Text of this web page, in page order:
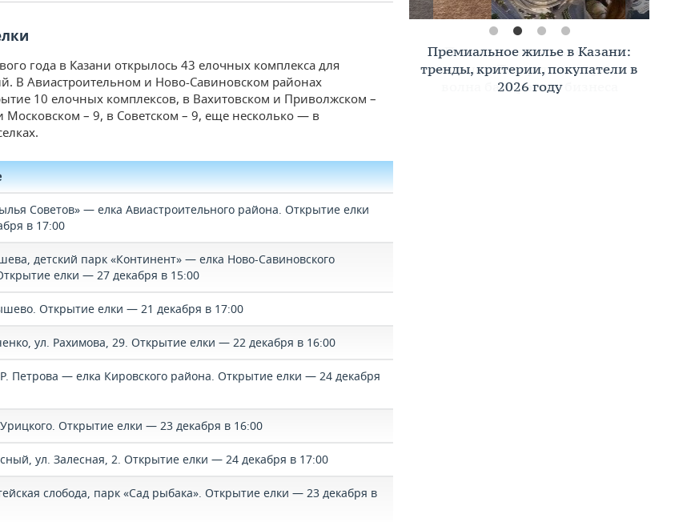
года в Казани открылось 43 елочных комплекса для
В Авиастроительном и Ново-Савиновском районах
10 елочных комплексов, в Вахитовском и Приволжском –
Московском – 9, в Советском – 9, еще несколько — в
Советов» — елка Авиастроительного района. Открытие елки
в 17:00
детский парк «Континент» — елка Ново-Савиновского
елки — 27 декабря в 15:00
Открытие елки — 21 декабря в 17:00
ул. Рахимова, 29. Открытие елки — 22 декабря в 16:00
Петрова — елка Кировского района. Открытие елки — 24 декабря
Открытие елки — 23 декабря в 16:00
ул. Залесная, 2. Открытие елки — 24 декабря в 17:00
слобода, парк «Сад рыбака». Открытие елки — 23 декабря в
Премиальное жилье в Казани:
тренды, критерии, покупатели в
2026 году